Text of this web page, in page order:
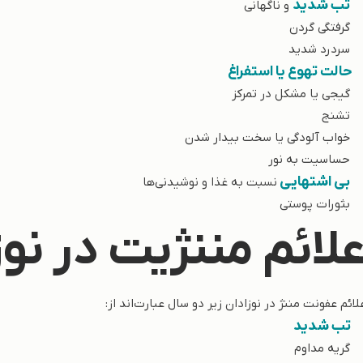
تب شدید و ناگهانی
گرفتگی گردن
سردرد شدید
حالت تهوع یا استفراغ
گیجی یا مشکل در تمرکز
تشنج
خواب آلودگی یا سخت بیدار شدن
حساسیت به نور
بی اشتهایی نسبت به غذا و نوشیدنی‌ها
بثورات پوستی
علائم مننژیت در
عفونت مننژ در نوزادان زیر دو سال عبارت‌اند از:
تب شدید
گریه مداوم